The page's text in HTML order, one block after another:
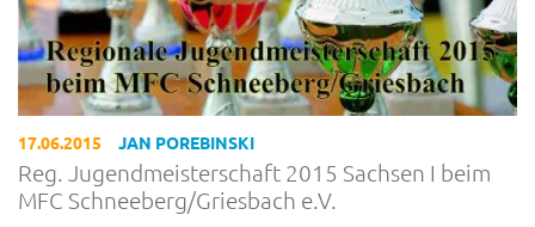
17.06.2015 JAN POREBINSKI
Reg. Jugendmeisterschaft 2015 Sachsen I beim
MFC Schneeberg/Griesbach e.V.